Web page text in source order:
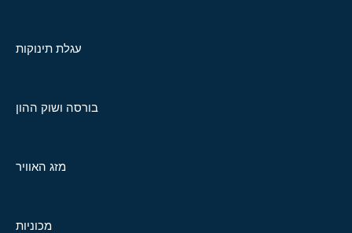
עגלת תינוקות
בורסה ושוק ההון
מזג האוויר
מכוניות